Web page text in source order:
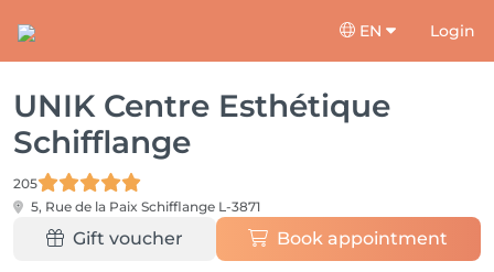
EN Login
UNIK Centre Esthétique
Schifflange
205
5, Rue de la Paix Schifflange L-3871
Gift voucher Book appointment